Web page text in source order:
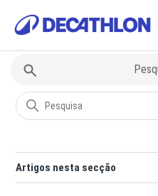
Decathlon Entregas & Recolhas
Artigos nesta secção